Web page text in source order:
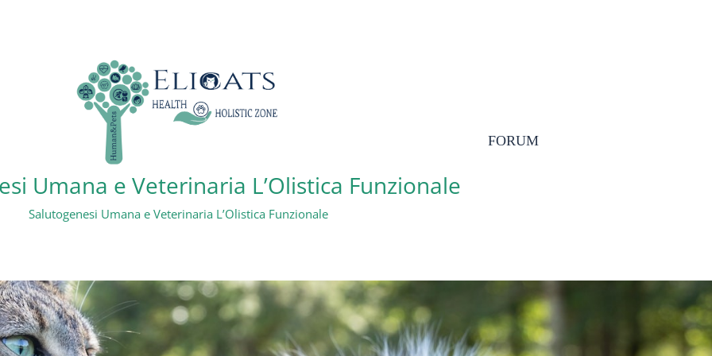
Umana e Veterinaria L’Olistica Funzionale
Salutogenesi Umana e Veterinaria L’Olistica Funzionale
FORUM